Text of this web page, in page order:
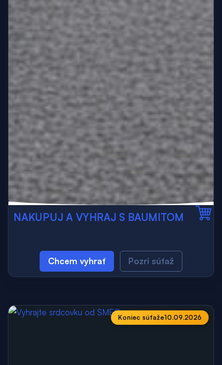
NAKUPUJ A VYHRAJ S BAUMITOM
Chcem vyhrať Pozri súťaž
Koniec súťaže10.09.2026